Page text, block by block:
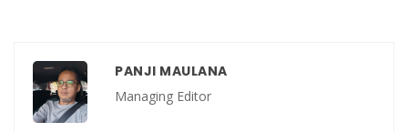
PANJI MAULANA
Managing Editor